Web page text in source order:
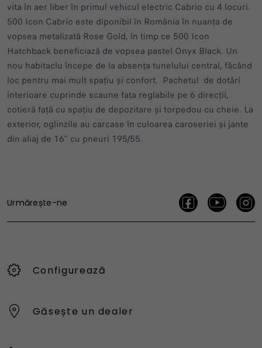
vita în aer liber în primul vehicul electric Cabrio cu 4 locuri.
500 Icon Cabrio este diponibil în România în nuanța de
vopsea metalizată Rose Gold, în timp ce 500 Icon
Hatchback beneficiază de vopsea pastel Onyx Black. Un
nou habitaclu începe de la absența tunelului central, făcând
loc pentru mai mult spațiu și confort. Pachetul de dotări
interioare cuprinde scaune fața reglabile pe 6 direcții,
cotieră față cu spațiu de depozitare și torpedou cu cheie. La
exterior, oglinzile au carcase în culoarea caroseriei și jante
din aliaj de 16” cu pneuri 195/55.
Urmărește-ne
Configurează
Găsește un dealer